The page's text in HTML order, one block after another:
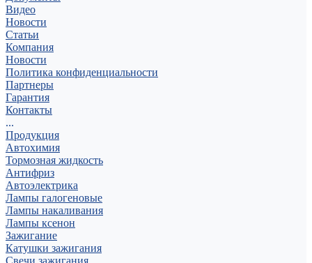
Видео
Новости
Статьи
Компания
Новости
Политика конфиденциальности
Партнеры
Гарантия
Контакты
...
Продукция
Автохимия
Тормозная жидкость
Антифриз
Автоэлектрика
Лампы галогеновые
Лампы накаливания
Лампы ксенон
Зажигание
Катушки зажигания
Свечи зажигания